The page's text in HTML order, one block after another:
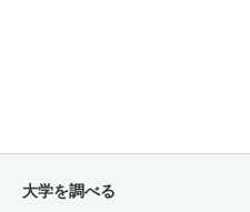
大学を調べる